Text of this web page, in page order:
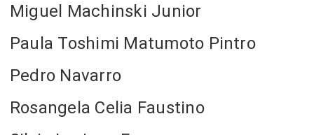
Miguel Machinski Junior
Paula Toshimi Matumoto Pintro
Pedro Navarro
Rosangela Celia Faustino